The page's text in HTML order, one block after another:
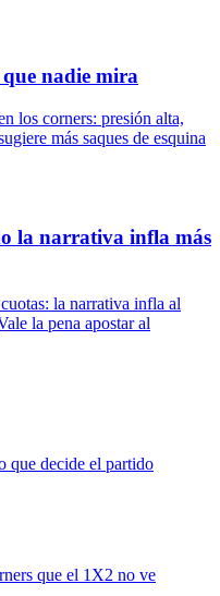
nadie mira
los corners: presión alta,
más saques de esquina
la narrativa infla más
la narrativa infla al
la pena apostar al
que decide el partido
que el 1X2 no ve